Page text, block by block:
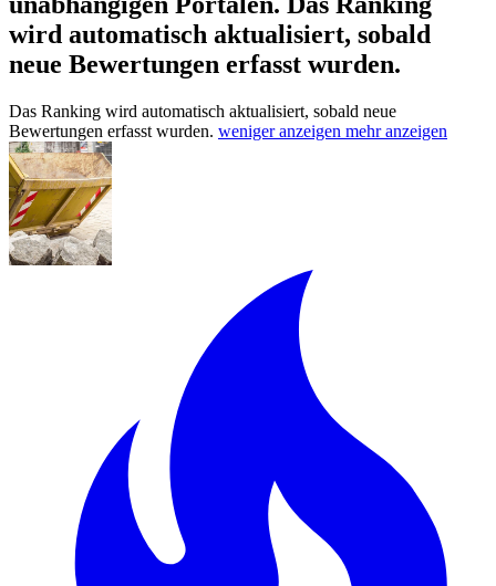
wird automatisch aktualisiert, sobald
neue Bewertungen erfasst wurden.
Das Ranking wird automatisch aktualisiert, sobald neue
Bewertungen erfasst wurden. weniger anzeigen mehr anzeigen